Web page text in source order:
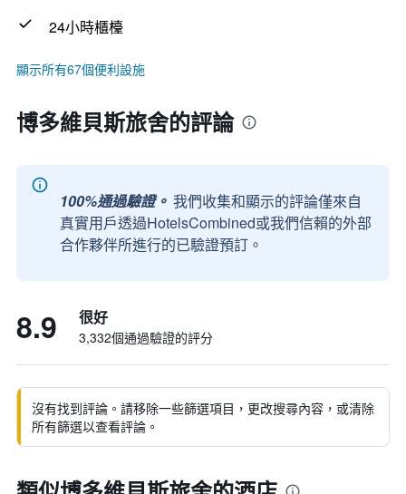
24小時櫃檯
顯示所有67個便利設施
博多維貝斯旅舍的評論
100%通過驗證。 我們收集和顯示的評論僅來自
真實用戶透過HotelsCombined或我們信賴的外部
合作夥伴所進行的已驗證預訂。
8.9 很好
3,332個通過驗證的評分
沒有找到評論。請移除一些篩選項目，更改搜尋內容，或清除
所有篩選以查看評論。